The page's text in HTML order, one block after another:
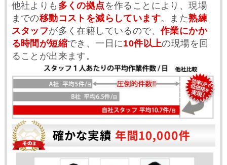
他社よりも 多くの拠点 を作ることにより、現場
までの移動コストを減らしています。また熟練
スタッフが多く在籍しているので、作業にかか
る時間が短縮でき、一日に10件以上の現場を回
ることが出来ます。